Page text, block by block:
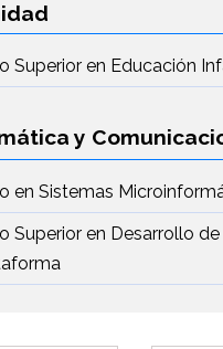
Superior en Educación
y
en Sistemas
Superior en Desarrollo